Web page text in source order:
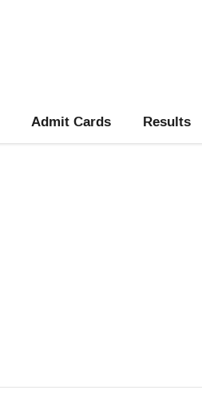
Admit Cards Results